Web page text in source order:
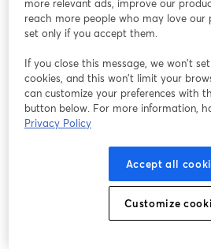
more relevant ads, improve our
reach more people who may love our
set only if you accept them.
If you close this message, we won’t
cookies, and this won’t limit your
can customize your preferences with
button below. For more information,
Privacy Policy
Accept all
Customize